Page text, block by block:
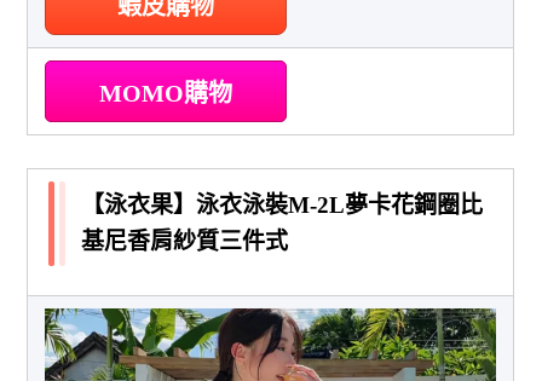
蝦皮購物
MOMO購物
【泳衣果】泳衣泳裝M-2L夢卡花鋼圈比
基尼香肩紗質三件式